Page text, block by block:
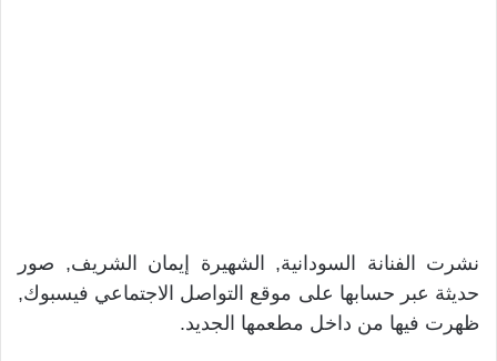
نشرت الفنانة السودانية, الشهيرة إيمان الشريف, صور
حديثة عبر حسابها على موقع التواصل الاجتماعي فيسبوك,
ظهرت فيها من داخل مطعمها الجديد.